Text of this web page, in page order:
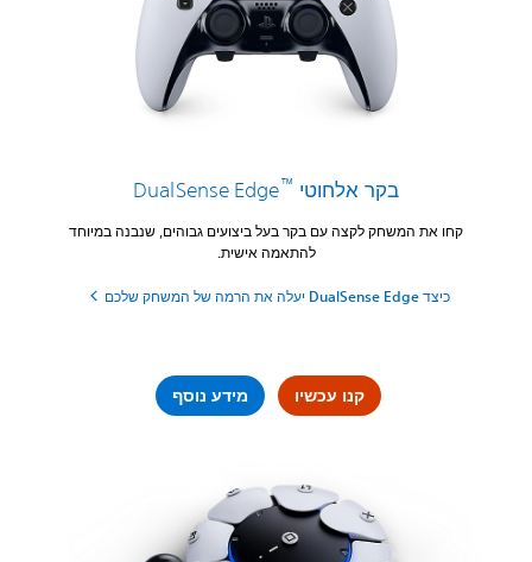
בקר אלחוטי DualSense Edge™
קחו את המשחק לקצה עם בקר בעל ביצועים גבוהים, שנבנה במיוחד
להתאמה אישית.
כיצד DualSense Edge יעלה את הרמה של המשחק שלכם
קנו עכשיו מידע נוסף